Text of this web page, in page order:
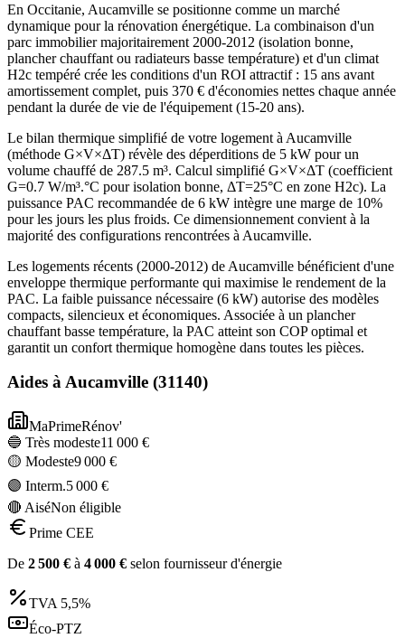
En Occitanie, Aucamville se positionne comme un marché
dynamique pour la rénovation énergétique. La combinaison d'un
parc immobilier majoritairement 2000-2012 (isolation bonne,
plancher chauffant ou radiateurs basse température) et d'un climat
H2c tempéré crée les conditions d'un ROI attractif : 15 ans avant
amortissement complet, puis 370 € d'économies nettes chaque année
pendant la durée de vie de l'équipement (15-20 ans).
Le bilan thermique simplifié de votre logement à Aucamville
(méthode G×V×ΔT) révèle des déperditions de 5 kW pour un
volume chauffé de 287.5 m³. Calcul simplifié G×V×ΔT (coefficient
G=0.7 W/m³.°C pour isolation bonne, ΔT=25°C en zone H2c). La
puissance PAC recommandée de 6 kW intègre une marge de 10%
pour les jours les plus froids. Ce dimensionnement convient à la
majorité des configurations rencontrées à Aucamville.
Les logements récents (2000-2012) de Aucamville bénéficient d'une
enveloppe thermique performante qui maximise le rendement de la
PAC. La faible puissance nécessaire (6 kW) autorise des modèles
compacts, silencieux et économiques. Associée à un plancher
chauffant basse température, la PAC atteint son COP optimal et
garantit un confort thermique homogène dans toutes les pièces.
Aides àAucamville (31140)
MaPrimeRénov'
🔵 Très modeste11 000 €
🟡 Modeste9 000 €
🟣 Interm.5 000 €
🔴 AiséNon éligible
Prime CEE
De 2 500 € à 4 000 € selon fournisseur d'énergie
TVA 5,5%
Éco-PTZ